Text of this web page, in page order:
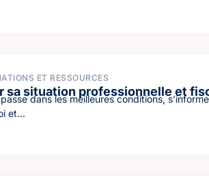
ET RESSOURCES
sa situation professionnelle et
dans les meilleures conditions,
et...